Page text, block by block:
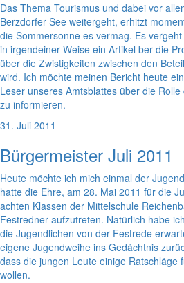
Das Thema Tourismus und dabei vor
Berzdorfer See weitergeht, erhitzt
die Sommersonne es vermag. Es
in irgendeiner Weise ein Artikel ber die
über die Zwistigkeiten zwischen den
wird. Ich möchte meinen Bericht heute
Leser unseres Amtsblattes über die
zu informieren.
31. Juli 2011
Bürgermeister Juli 2011
Heute möchte ich mich einmal der
hatte die Ehre, am 28. Mai 2011 für die
achten Klassen der Mittelschule
Festredner aufzutreten. Natürlich habe
die Jugendlichen von der Festrede
eigene Jugendweihe ins Gedächtnis
dass die jungen Leute einige Ratschläge
wollen.